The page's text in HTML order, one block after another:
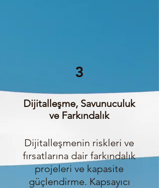
3
Dijitalleşme, Savunuculuk
ve Farkındalık
Dijitalleşmenin riskleri ve
fırsatlarına dair farkındalık
projeleri ve kapasite
güçlendirme. Kapsayıcı